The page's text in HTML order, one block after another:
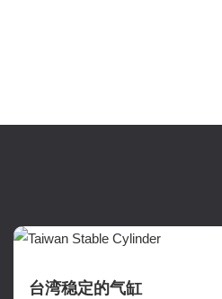
台湾稳定的气缸